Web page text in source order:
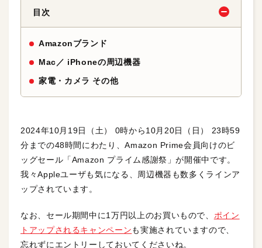
目次
Amazonブランド
Mac／ iPhoneの周辺機器
家電・カメラ その他
2024年10月19日（土） 0時から10月20日（日） 23時59
分までの48時間にわたり、Amazon Prime会員向けのビ
ッグセール「Amazon プライム感謝祭」が開催中です。
我々Appleユーザも気になる、周辺機器も数多くラインア
ップされています。
なお、セール期間中に1万円以上のお買いもので、 ポイン
トアップされるキャンペーンも実施されていますので、
忘れずにエントリーしておいてくださいね。